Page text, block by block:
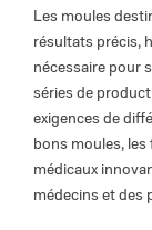
Les moules
résultats précis,
nécessaire pour
séries de
exigences de
bons moules,
médicaux
médecins et des